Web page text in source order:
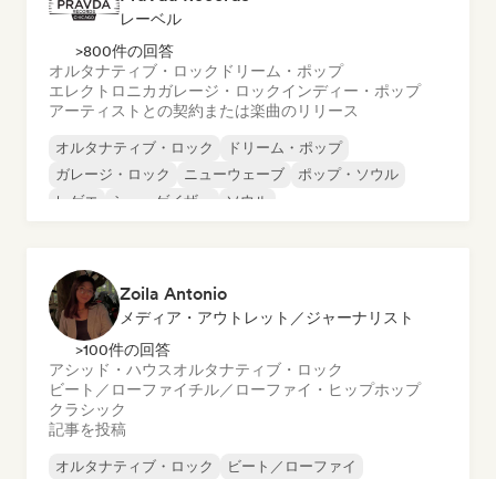
レーベル
>800件の回答
オルタナティブ・ロック ドリーム・ポップ
エレクトロニカガレージ・ロックインディー・ポップ
アーティストとの契約または楽曲のリリース
オルタナティブ・ロック
ドリーム・ポップ
ガレージ・ロック
ニューウェーブ
ポップ・ソウル
レゲエ
シューゲイザー ソウル
Zoila Antonio
メディア・アウトレット／ジャーナリスト
>100件の回答
アシッド・ハウスオルタナティブ・ロック
ビート／ローファイチル／ローファイ・ヒップホップ
クラシック
記事を投稿
オルタナティブ・ロック
ビート／ローファイ